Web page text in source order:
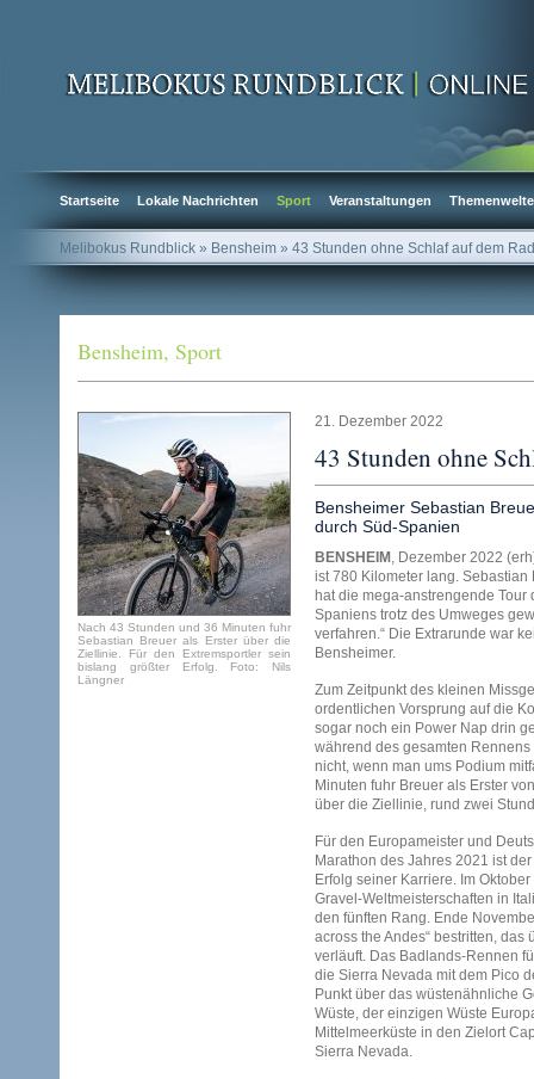
Startseite Lokale Nachrichten Sport Veranstaltungen
Melibokus Rundblick » Bensheim » 43 Stunden ohne Schlaf auf dem Rad
Bensheim, Sport
Nach 43 Stunden und 36 Minuten fuhr
Sebastian Breuer als Erster über die
Ziellinie. Für den Extremsportler sein
bislang größter Erfolg. Foto: Nils
Längner
21. Dezember 2022
43 Stunden ohne
Bensheimer Sebastian
durch Süd-Spanien
BENSHEIM , Dezember 2022
ist 780 Kilometer lang.
hat die mega-anstrengende
Spaniens trotz des Umweges
verfahren.“ Die Extrarunde war
Bensheimer.
Zum Zeitpunkt des kleinen
ordentlichen Vorsprung auf die
sogar noch ein Power Nap drin
während des gesamten
nicht, wenn man ums Podium
Minuten fuhr Breuer als Erster
über die Ziellinie, rund zwei
Für den Europameister und
Marathon des Jahres 2021 ist
Erfolg seiner Karriere. Im
Gravel-Weltmeisterschaften in
den fünften Rang. Ende
across the Andes“ bestritten,
verläuft. Das Badlands-Rennen
die Sierra Nevada mit dem Pico
Punkt über das wüstenähnliche
Wüste, der einzigen Wüste
Mittelmeerküste in den Zielort
Sierra Nevada.